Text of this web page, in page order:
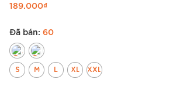
189.000₫
Đã bán: 60
S M L XL XXL